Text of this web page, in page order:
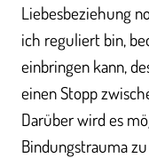
Liebesbeziehung
ich reguliert bin,
einbringen kann,
einen Stopp
Darüber wird es
Bindungstrauma